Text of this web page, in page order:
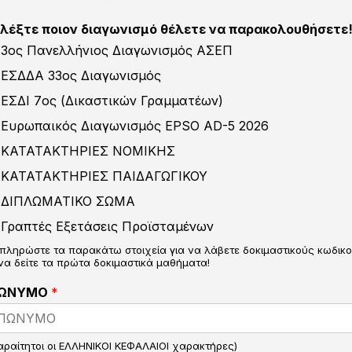
ποιον διαγωνισμό θέλετε να παρακολουθήσετε!
3ος Πανελλήνιος Διαγωνισμός ΑΣΕΠ
ΕΣΔΔΑ 33ος Διαγωνισμός
ΕΣΔΙ 7ος (Δικαστικών Γραμματέων)
Ευρωπαικός Διαγωνισμός EPSO AD-5 2026
ΚΑΤΑΤΑΚΤΗΡΙΕΣ ΝΟΜΙΚΗΣ
ΚΑΤΑΤΑΚΤΗΡΙΕΣ ΠΑΙΔΑΓΩΓΙΚΟΥ
ΔΙΠΛΩΜΑΤΙΚΟ ΣΩΜΑ
Γραπτές Εξετάσεις Προϊσταμένων
τα παρακάτω στοιχεία για να λάβετε δοκιμαστικούς
δείτε τα πρώτα δοκιμαστικά μαθήματα!
*
οι ΕΛΛΗΝΙΚΟΙ ΚΕΦΑΛΑΙΟΙ χαρακτήρες)